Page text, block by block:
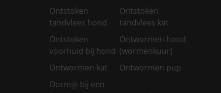
Ontstoken
tandvlees hond
Ontstoken
tandvlees kat
Ontstoken
voorhuid bij hond
Ontwormen hond
(wormenkuur)
Ontwormen kat
Ontwormen pup
Oormijt bij een